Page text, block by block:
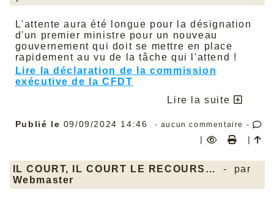
L'attente aura été longue pour la désignation
d'un premier ministre pour un nouveau
gouvernement qui doit se mettre en place
rapidement au vu de la tâche qui l'attend !
Lire la déclaration de la commission
exécutive de la CFDT
Lire la suite
Publié le 09/09/2024 14:46 - aucun commentaire -
| |
IL COURT, IL COURT LE RECOURS…
- par
Webmaster